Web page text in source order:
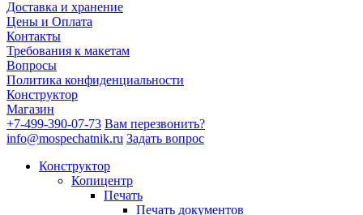
Доставка и хранение
Цены и Оплата
Контакты
Требования к макетам
Вопросы
Политика конфиденциальности
Конструктор
Магазин
+7-499-390-07-73 Вам перезвонить?
info@mospechatnik.ru Задать вопрос
Конструктор
Копицентр
Печать
Печать документов